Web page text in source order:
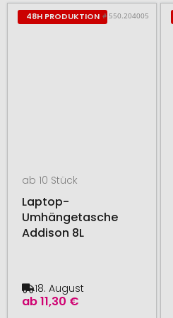
48H PRODUKTION # 550.204005
ab 10 Stück
Laptop-
Umhängetasche
Addison 8L
ab11,30 €
18. August